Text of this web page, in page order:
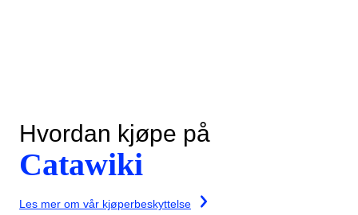
Hvordan kjøpe på
Catawiki
Les mer om vår kjøperbeskyttelse